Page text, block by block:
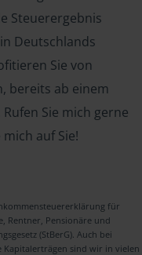
Steuerergebnis
Deutschlands
Sie von
bereits ab einem
Sie mich gerne
auf Sie!
für
Rentner, Pensionäre und
(StBerG). Auch bei
Kapitalerträgen sind wir in vielen